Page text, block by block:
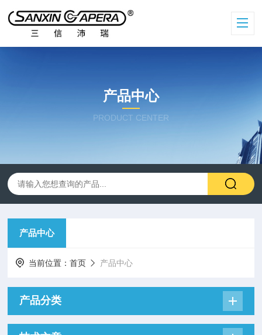
产品中心
PRODUCT CENTER
产品中心
当前位置：首页 产品中心
产品分类